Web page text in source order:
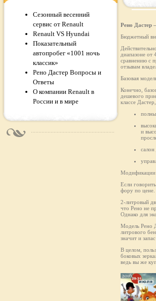
Сезонный весенний
сервис от Renault
Renault VS Hyundai
Показательный
автопробег «1001 ночь
классик»
Рено Дастер Вопросы и
Ответы
О компании Renault в
России и в мире
Рено Дастер
Бюджетный
диапазоне от
сравнению с
отзывам
Базовая
Конечно,
дешевого
классе
и
Модификации
Если
фору по цене.
2-литровый
что Рено не
Однако для
Модель Рено
литрового
значит и
В целом,
боковых
ведь вы же